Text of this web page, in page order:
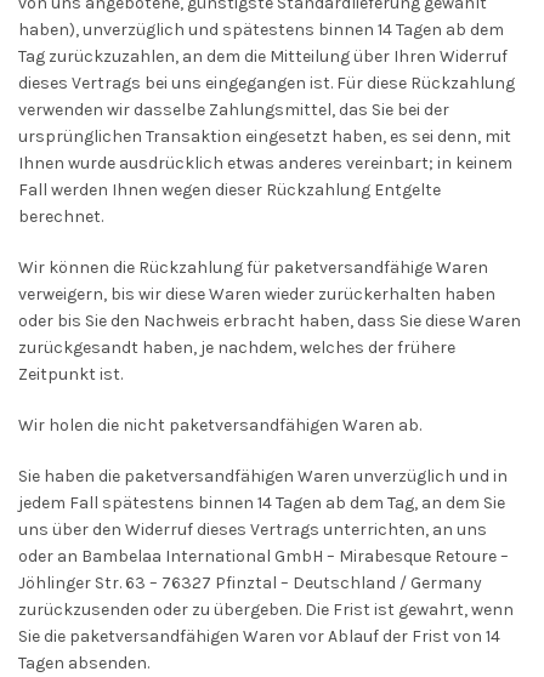
haben), unverzüglich und spätestens binnen 14Tagen ab dem
Tag zurückzuzahlen, an dem die Mitteilung über Ihren Widerruf
dieses Vertrags bei uns eingegangen ist. Für diese Rückzahlung
verwenden wir dasselbe Zahlungsmittel, das Sie bei der
ursprünglichen Transaktion eingesetzt haben, es sei denn, mit
Ihnen wurde ausdrücklich etwas anderes vereinbart; in keinem
Fall werden Ihnen wegen dieser Rückzahlung Entgelte
berechnet.
Wir können die Rückzahlung für paketversandfähige Waren
verweigern, bis wir diese Waren wieder zurückerhalten haben
oder bis Sie den Nachweis erbracht haben, dass Sie diese Waren
zurückgesandt haben, je nachdem, welches der frühere
Zeitpunkt ist.
Wir holen die nicht paketversandfähigen Waren ab.
Sie haben die paketversandfähigen Waren unverzüglich und in
jedem Fall spätestens binnen 14 Tagen ab dem Tag, an dem Sie
uns über den Widerruf dieses Vertrags unterrichten, an uns
oder an Bambelaa International GmbH – Mirabesque Retoure –
Jöhlinger Str. 63 – 76327 Pfinztal – Deutschland / Germany
zurückzusenden oder zu übergeben. Die Frist ist gewahrt, wenn
Sie die paketversandfähigen Waren vor Ablauf der Frist von 14
Tagen absenden.